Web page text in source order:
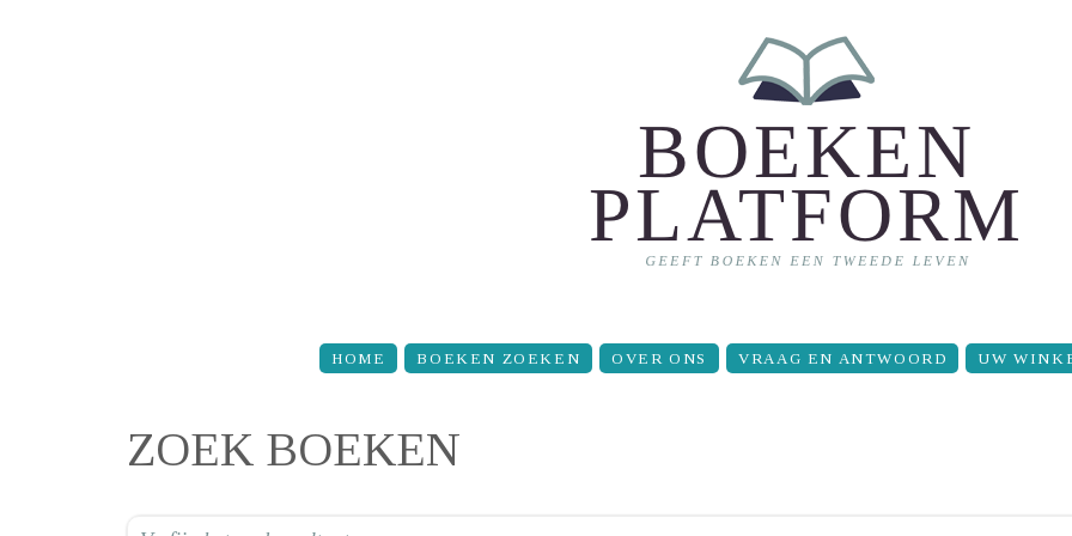
HOME BOEKEN ZOEKEN OVER ONS VRAAG EN ANTWOORD UW
ZOEK BOEKEN